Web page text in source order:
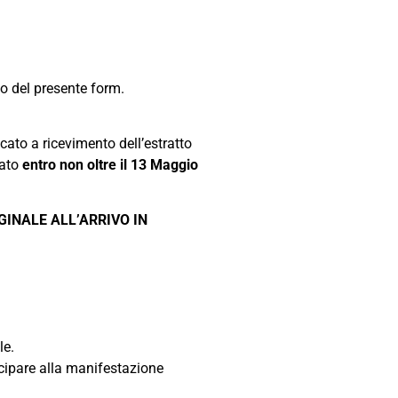
del presente form.
a ricevimento dell’estratto
entro non oltre il 13 Maggio
ALL’ARRIVO IN
alla manifestazione